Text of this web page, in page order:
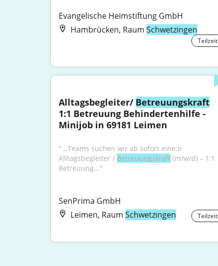
Evangelische Heimstiftung GmbH
Hambrücken, Raum Schwetzingen
Teilzeit
Alltagsbegleiter/ Betreuungskraft
1:1 Betreuung Behindertenhilfe -
Minijob in 69181 Leimen
"...Teams suchen wir ab sofort eine:n
Alltagsbegleiter / Betreuungskraft (m/w/d) – 1:1
Betreuung..."
SenPrima GmbH
Leimen, Raum Schwetzingen Teilzeit